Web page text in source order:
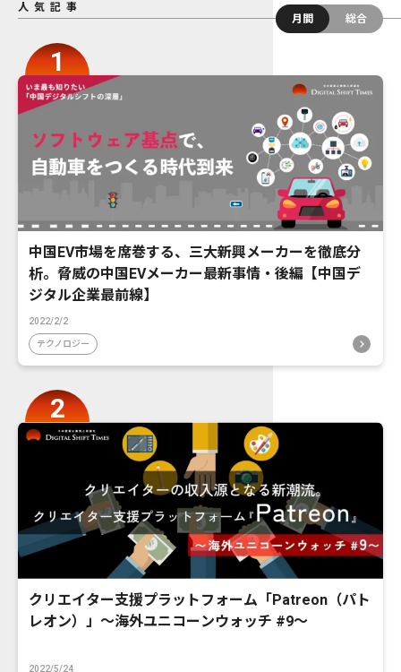
人気記事
月間
総合
中国EV市場を席巻する、三大新興メーカーを徹底分
析。脅威の中国EVメーカー最新事情・後編【中国デ
ジタル企業最前線】
2022/2/2
テクノロジー
クリエイター支援プラットフォーム「Patreon（パト
レオン）」〜海外ユニコーンウォッチ #9〜
2022/5/24